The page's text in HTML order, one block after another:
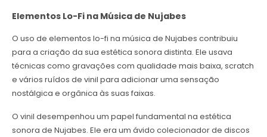
Elementos Lo-Fi na Música de Nujabes
O uso de elementos lo-fi na música de Nujabes contribuiu
para a criação da sua estética sonora distinta. Ele usava
técnicas como gravações com qualidade mais baixa, scratch
e vários ruídos de vinil para adicionar uma sensação
nostálgica e orgânica às suas faixas.
O vinil desempenhou um papel fundamental na estética
sonora de Nujabes. Ele era um ávido colecionador de discos